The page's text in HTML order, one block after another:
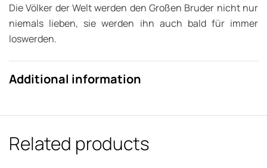
Die Völker der Welt werden den Großen Bruder nicht nur
niemals lieben, sie werden ihn auch bald für immer
loswerden.
Additional information
Related products